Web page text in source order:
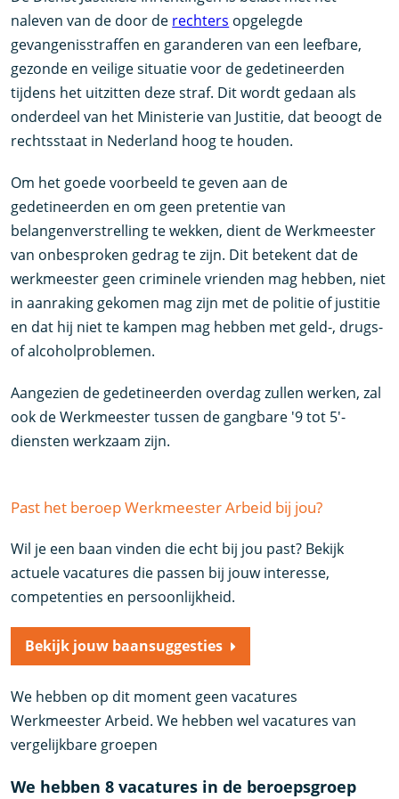
naleven van de door de rechters opgelegde
gevangenisstraffen en garanderen van een leefbare,
gezonde en veilige situatie voor de gedetineerden
tijdens het uitzitten deze straf. Dit wordt gedaan als
onderdeel van het Ministerie van Justitie, dat beoogt de
rechtsstaat in Nederland hoog te houden.
Om het goede voorbeeld te geven aan de
gedetineerden en om geen pretentie van
belangenverstrelling te wekken, dient de Werkmeester
van onbesproken gedrag te zijn. Dit betekent dat de
werkmeester geen criminele vrienden mag hebben, niet
in aanraking gekomen mag zijn met de politie of justitie
en dat hij niet te kampen mag hebben met geld-, drugs-
of alcoholproblemen.
Aangezien de gedetineerden overdag zullen werken, zal
ook de Werkmeester tussen de gangbare '9 tot 5'-
diensten werkzaam zijn.
Past het beroep Werkmeester Arbeid bij jou?
Wil je een baan vinden die echt bij jou past? Bekijk
actuele vacatures die passen bij jouw interesse,
competenties en persoonlijkheid.
Bekijk jouw baansuggesties
We hebben op dit moment geen vacatures
Werkmeester Arbeid. We hebben wel vacatures van
vergelijkbare groepen
We hebben 8 vacatures in de beroepsgroep